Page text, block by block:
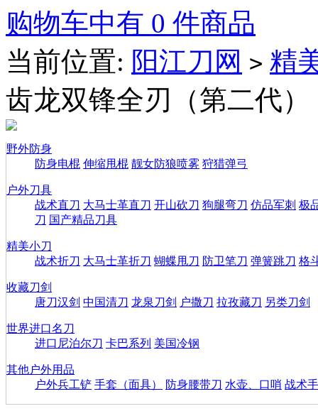
购物车中有 0 件商品
当前位置: 阳江刀网 > 精
齿龙双锋全刃（第二代）
野外防身
防身电棍 伸缩甩棍 靓女防狼喷雾 狩猎弹弓
户外刀具
战术直刀 大马士革直刀 开山砍刀 狗腿弯刀 仿品军刺 极
刀 国产精品刀具
精美小刀
战术折刀 大马士革折刀 蝴蝶甩刀 防卫笔刀 弹簧跳刀 格
收藏刀剑
唐刀汉剑 中国清刀 龙泉刀剑 户撒刀 拉孜藏刀 另类刀剑
世界进口名刀
进口尼泊尔刀 卡巴系列 美国冷钢
其他户外用品
户外兵工铲 手套（面具） 防身腰带刀 水壶、口哨 战术